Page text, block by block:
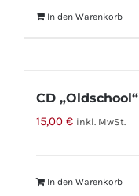
In den Warenkorb
CD „Oldschool“
15,00 € inkl. MwSt.
In den Warenkorb